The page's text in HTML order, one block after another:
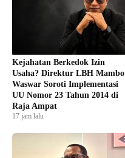
Kejahatan Berkedok Izin
Usaha? Direktur LBH Mambo
Waswar Soroti Implementasi
UU Nomor 23 Tahun 2014 di
Raja Ampat
17 jam lalu